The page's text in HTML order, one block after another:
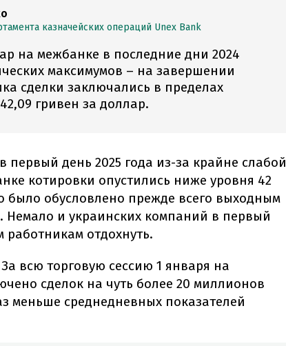
казначейских операций Unex Bank
на межбанке в последние дни 2024
максимумов – на завершении
сделки заключались в пределах
гривен за доллар.
первый день 2025 года из-за крайне слабой
котировки опустились ниже уровня 42
было обусловлено прежде всего выходным
и украинских компаний в первый
работникам отдохнуть.
За всю торговую сессию 1 января на
сделок на чуть более 20 миллионов
меньше среднедневных показателей